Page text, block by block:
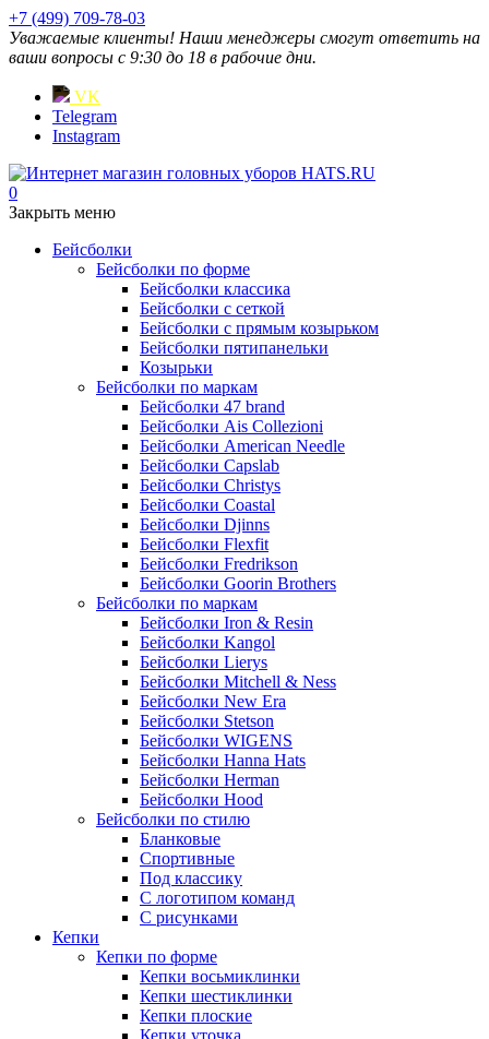
+7 (499) 709-78-03
Уважаемые клиенты! Наши менеджеры смогут ответить на
ваши вопросы с 9:30 до 18 в рабочие дни.
VK
Telegram
Instagram
0
Закрыть меню
Бейсболки
Бейсболки по форме
Бейсболки классика
Бейсболки с сеткой
Бейсболки с прямым козырьком
Бейсболки пятипанельки
Козырьки
Бейсболки по маркам
Бейсболки 47 brand
Бейсболки Ais Collezioni
Бейсболки American Needle
Бейсболки Capslab
Бейсболки Christys
Бейсболки Coastal
Бейсболки Djinns
Бейсболки Flexfit
Бейсболки Fredrikson
Бейсболки Goorin Brothers
Бейсболки по маркам
Бейсболки Iron & Resin
Бейсболки Kangol
Бейсболки Lierys
Бейсболки Mitchell & Ness
Бейсболки New Era
Бейсболки Stetson
Бейсболки WIGENS
Бейсболки Hanna Hats
Бейсболки Herman
Бейсболки Hood
Бейсболки по стилю
Бланковые
Спортивные
Под классику
С логотипом команд
С рисунками
Кепки
Кепки по форме
Кепки восьмиклинки
Кепки шестиклинки
Кепки плоские
Кепки уточка